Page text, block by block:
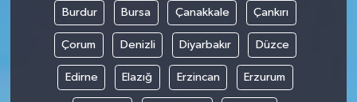
Burdur Bursa Çanakkale Çankırı
Çorum Denizli Diyarbakır Düzce
Edirne Elazığ Erzincan Erzurum